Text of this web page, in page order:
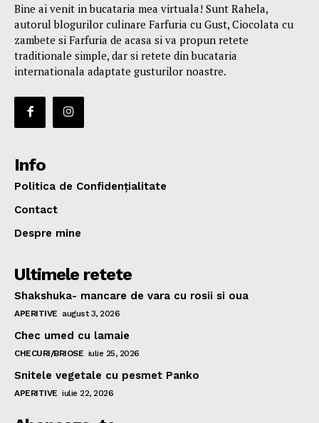
Bine ai venit in bucataria mea virtuala! Sunt Rahela,
autorul blogurilor culinare Farfuria cu Gust, Ciocolata cu
zambete si Farfuria de acasa si va propun retete
traditionale simple, dar si retete din bucataria
internationala adaptate gusturilor noastre.
Info
Politica de Confidențialitate
Contact
Despre mine
Ultimele retete
Shakshuka- mancare de vara cu rosii si oua
APERITIVE august 3, 2026
Chec umed cu lamaie
CHECURI/BRIOSE iulie 25, 2026
Snitele vegetale cu pesmet Panko
APERITIVE iulie 22, 2026